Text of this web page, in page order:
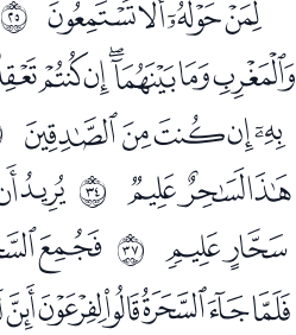
ﭿﮀﮁﮂ ﰘ
ﮮﮯﮰﮱﯓ
ﯧﯨﯩ ﰡ
ﯾﯿ ﰤ